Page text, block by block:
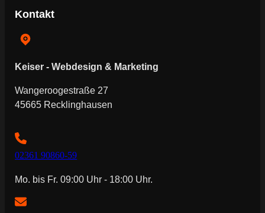
Kontakt
Keiser - Webdesign & Marketing
Wangeroogestraße 27
45665 Recklinghausen
02361 90860-59
Mo. bis Fr. 09:00 Uhr - 18:00 Uhr.